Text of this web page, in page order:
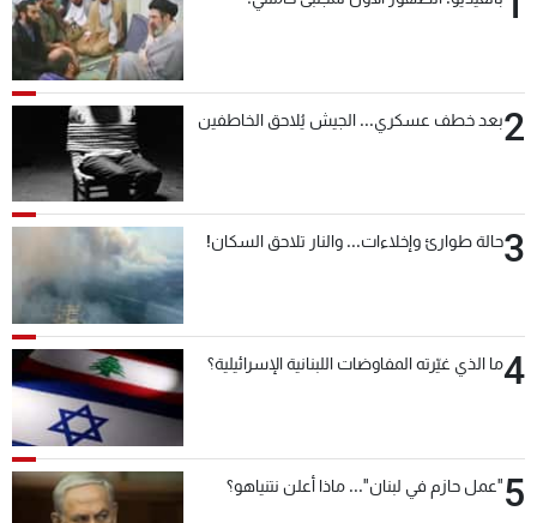
2بعد خطف عسكري... الجيش يُلاحق الخاطفين
3حالة طوارئ وإخلاءات... والنار تلاحق السكان!
4ما الذي غيّرته المفاوضات اللبنانية الإسرائيلية؟
5"عمل حازم في لبنان"... ماذا أعلن نتنياهو؟